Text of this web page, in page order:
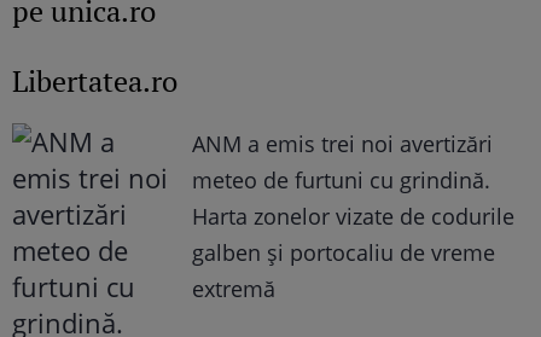
pe unica.ro
Libertatea.ro
ANM a emis trei noi avertizări
meteo de furtuni cu grindină.
Harta zonelor vizate de codurile
galben și portocaliu de vreme
extremă